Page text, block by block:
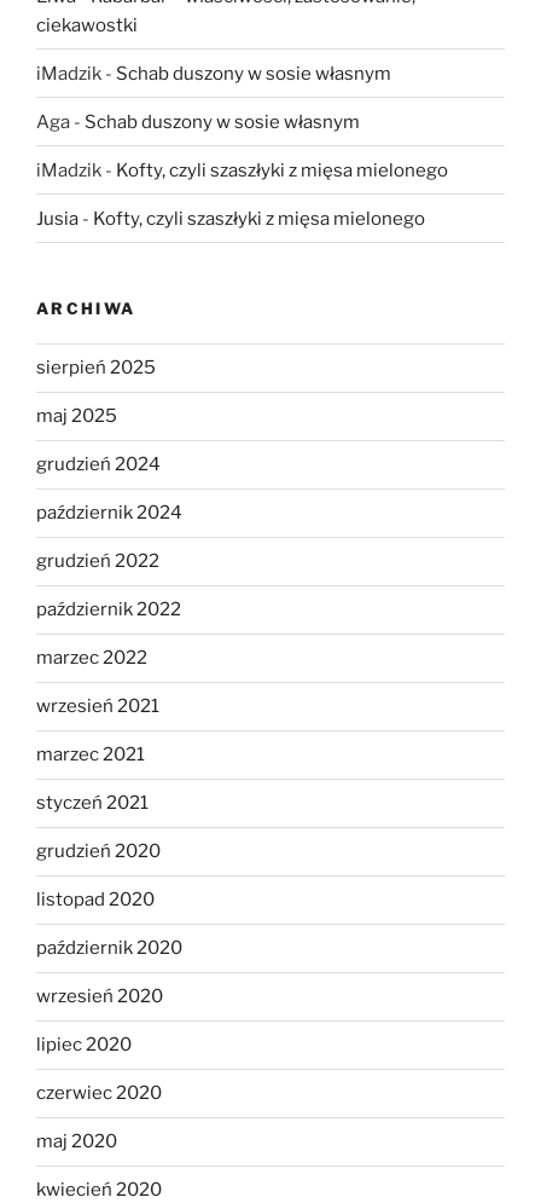
ciekawostki
iMadzik - Schab duszony w sosie własnym
Aga - Schab duszony w sosie własnym
iMadzik - Kofty, czyli szaszłyki z mięsa mielonego
Jusia - Kofty, czyli szaszłyki z mięsa mielonego
ARCHIWA
sierpień 2025
maj 2025
grudzień 2024
październik 2024
grudzień 2022
październik 2022
marzec 2022
wrzesień 2021
marzec 2021
styczeń 2021
grudzień 2020
listopad 2020
październik 2020
wrzesień 2020
lipiec 2020
czerwiec 2020
maj 2020
kwiecień 2020